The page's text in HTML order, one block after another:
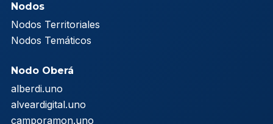
Nodos
Nodos Territoriales
Nodos Temáticos
Nodo Oberá
alberdi.uno
alveardigital.uno
camporamon.uno